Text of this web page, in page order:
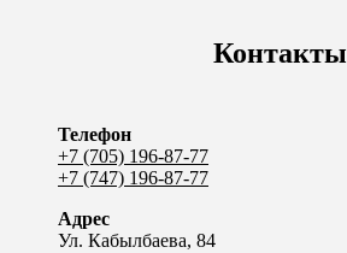
Контакты
Телефон
+7 (705) 196-87-77
+7 (747) 196-87-77
Адрес
Ул. Кабылбаева, 84